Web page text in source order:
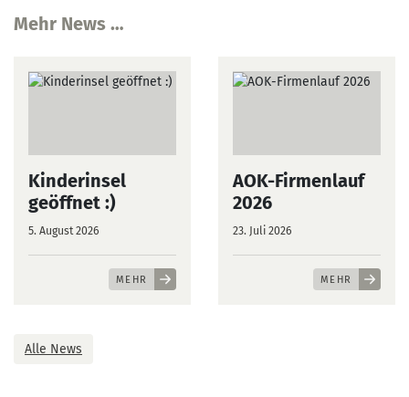
Mehr News …
Kinderinsel
geöffnet :)
5. August 2026
MEHR
AOK-Firmenlauf
2026
23. Juli 2026
MEHR
Alle News